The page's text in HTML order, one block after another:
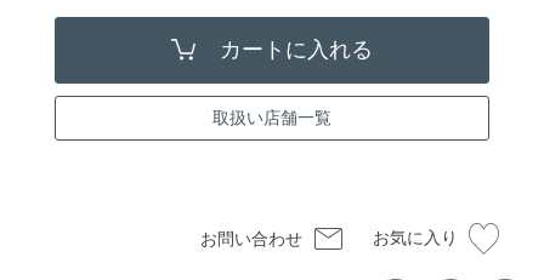
取扱い店舗一覧
お問い合わせ お気に入り